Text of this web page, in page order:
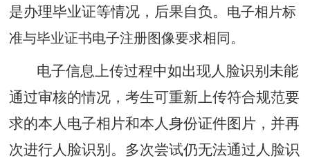
是办理毕业证等情况 ，后果自负。 电子相片标
准与毕业证书电子注册图像要求相同。
电子信息上传过程中如出现人脸识别未能
通过审核的情况，考生可重新上传符合规范要
求的本人电子相片和本人身份证件图片，并再
次进行人脸识别。多次尝试仍无法通过人脸识